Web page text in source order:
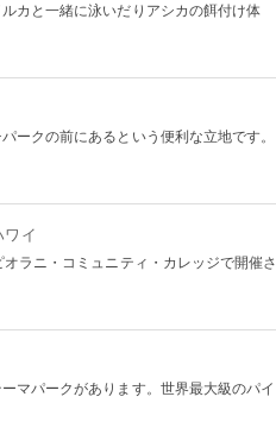
カと一緒に泳いだりアシカの餌付け体
ークの前にあるという便利な立地です。
ワイ
ラニ・コミュニティ・カレッジで開催さ
マパークがあります。世界最大級のパイ